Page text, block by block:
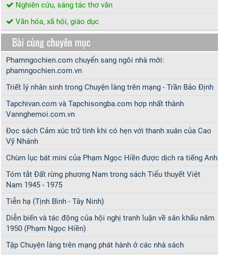
Nghiên cứu, sáng tác thơ văn
Văn hóa, xã hội, giáo dục
Bài cùng chuyên mục
Phamngochien.com chuyển sang ngôi nhà mới:
phamngochien.com.vn
Triết lý nhân sinh trong Chuyện làng trên mạng - Trần Bảo Định
Tapchivan.com và Tapchisongba.com hợp nhất thành
Vannghemoi.com.vn
Đọc sách Cảm xúc trữ tình khi có hẹn với thanh xuân của Cao
Vỹ Nhánh
Chùm lục bát mini của Phạm Ngọc Hiền được dịch ra tiếng Anh
Tóm tắt Đất rừng phương Nam trong sách Tiểu thuyết Việt
Nam 1945 - 1975
Tiễn hạ (Tịnh Bình - Tây Ninh)
Diễn biến và tác động của hội nghị tranh luận về sân khấu năm
1950 (Phạm Ngọc Hiền)
Tập Chuyện làng trên mạng phát hành ở các nhà sách